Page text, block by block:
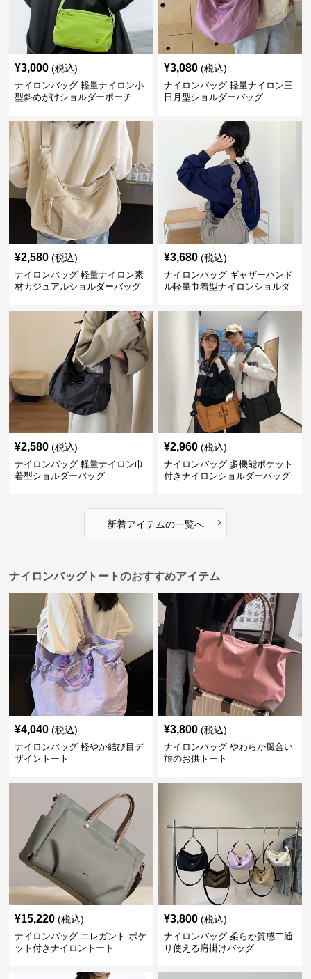
¥3,000 (税込)
ナイロンバッグ 軽量ナイロン小
型斜めがけショルダーポーチ
¥3,080 (税込)
ナイロンバッグ 軽量ナイロン三
日月型ショルダーバッグ
¥2,580 (税込)
ナイロンバッグ 軽量ナイロン素
材カジュアルショルダーバッグ
¥3,680 (税込)
ナイロンバッグ ギャザーハンド
ル軽量巾着型ナイロンショルダ
¥2,580 (税込)
ナイロンバッグ 軽量ナイロン巾
着型ショルダーバッグ
¥2,960 (税込)
ナイロンバッグ 多機能ポケット
付きナイロンショルダーバッグ
新着アイテムの一覧へ ›
ナイロンバッグトートのおすすめアイテム
¥4,040 (税込)
ナイロンバッグ 軽やか結び目デ
ザイントート
¥3,800 (税込)
ナイロンバッグ やわらか風合い
旅のお供トート
¥15,220 (税込)
ナイロンバッグ エレガント ポケ
ット付きナイロントート
¥3,800 (税込)
ナイロンバッグ 柔らか質感二通
り使える肩掛けバッグ